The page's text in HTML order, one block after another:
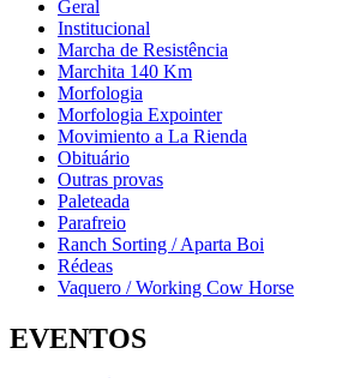
Geral
Institucional
Marcha de Resistência
Marchita 140 Km
Morfologia
Morfologia Expointer
Movimiento a La Rienda
Obituário
Outras provas
Paleteada
Parafreio
Ranch Sorting / Aparta Boi
Rédeas
Vaquero / Working Cow Horse
EVENTOS